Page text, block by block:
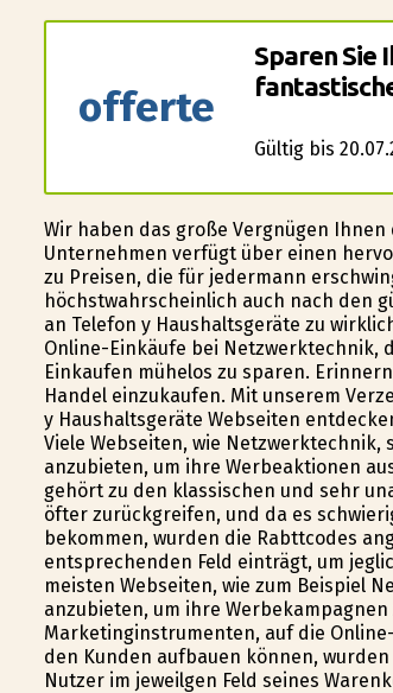
offerte
Sparen Sie
Gültig bis
Wir haben das große Vergnügen
Unternehmen verfügt über einen
zu Preisen, die für jedermann
höchstwahrscheinlich auch nach den
an Telefon y Haushaltsgeräte zu
Online-Einkäufe bei Netzwerktechnik,
Einkaufen mühelos zu sparen.
Handel einzukaufen. Mit unserem
y Haushaltsgeräte Webseiten
Viele Webseiten, wie
anzubieten, um ihre Werbeaktionen
gehört zu den klassischen und sehr
öfter zurückgreifen, und da es
bekommen, wurden die Rabttcodes
entsprechenden Feld einträgt, um
meisten Webseiten, wie zum Beispiel
anzubieten, um ihre
Marketinginstrumenten, auf die
den Kunden aufbauen können,
Nutzer im jeweilgen Feld seines